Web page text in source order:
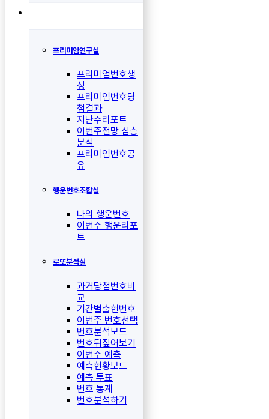
프리미엄연구실
프리미엄번호생
성
프리미엄번호당
첨결과
지난주리포트
이번주전망 심층
분석
프리미엄번호공
유
행운번호조합실
나의 행운번호
이번주 행운리포
트
로또분석실
과거당첨번호비
교
기간별출현번호
이번주 번호선택
번호분석보드
번호뒤짚어보기
이번주 예측
예측현황보드
예측 투표
번호 통계
번호분석하기